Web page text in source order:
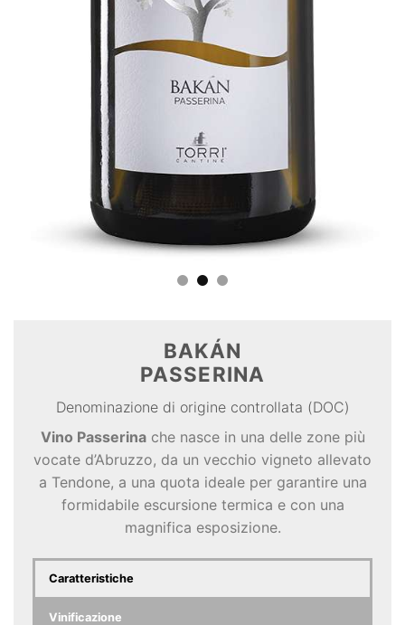
BAKÁN
PASSERINA
Denominazione di origine controllata (DOC)
Vino Passerinache nasce in una delle zone più
vocate d’Abruzzo, da un vecchio vigneto allevato
a Tendone, a una quota ideale per garantire una
formidabile escursione termica e con una
magnifica esposizione.
Caratteristiche
Vinificazione